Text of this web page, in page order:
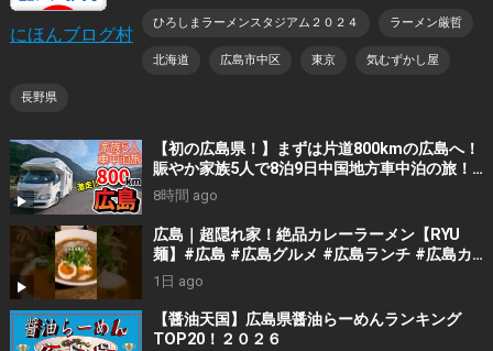
にほんブログ村
ひろしまラーメンスタジアム２０２４ ラーメン厳哲
北海道 広島市中区 東京 気むずかし屋
長野県
【初の広島県！】まずは片道800kmの広島へ！
賑やか家族5人で8泊9日中国地方車中泊の旅！
#1｜風情溢れる尾道と家族大絶賛のご当地ラー
メン｜高規格なりんくうRVパーク＜キャンピン
グカーで全国制覇！＞
8時間 ago
広島｜超隠れ家！絶品カレーラーメン【RYU
麺】#広島 #広島グルメ #広島ランチ #広島カ
フェ #広島ディナー #japanesefood
#japantrip #hiroshima
1日 ago
【醤油天国】広島県醤油らーめんランキング
TOP20！２０２６